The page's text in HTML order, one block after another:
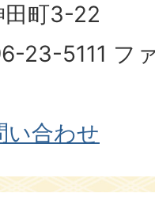
町3-22
23-5111 フ
い合わせ